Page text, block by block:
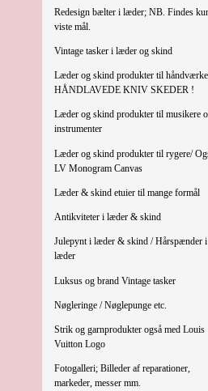
Redesign bælter i læder; NB. Findes
viste mål.
Vintage tasker i læder og skind
Læder og skind produkter til
HÅNDLAVEDE KNIV SKEDER !
Læder og skind produkter til musikere
instrumenter
Læder og skind produkter til rygere/
LV Monogram Canvas
Læder & skind etuier til mange formål
Antikviteter i læder & skind
Julepynt i læder & skind / Hårspænder i
læder
Luksus og brand Vintage tasker
Nøgleringe / Nøglepunge etc.
Strik og garnprodukter også med Louis
Vuitton Logo
Fotogalleri; Billeder af reparationer,
markeder, messer mm.